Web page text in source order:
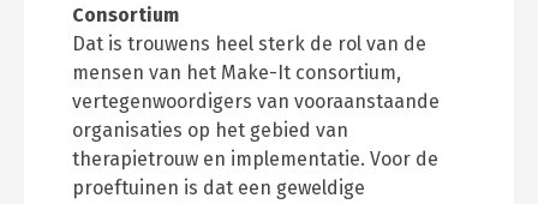
Consortium
Dat is trouwens heel sterk de rol van de
mensen van het Make-It consortium,
vertegenwoordigers van vooraanstaande
organisaties op het gebied van
therapietrouw en implementatie. Voor de
proeftuinen is dat een geweldige